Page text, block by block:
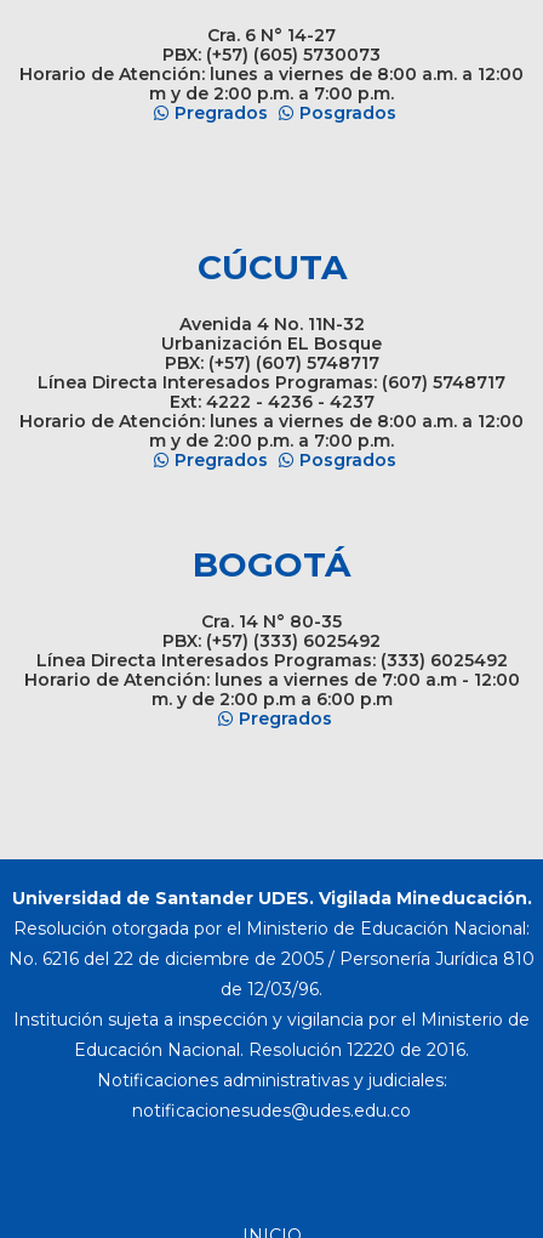
Cra. 6 N° 14-27
PBX: (+57) (605) 5730073
Horario de Atención: lunes a viernes de 8:00 a.m. a 12:00
m y de 2:00 p.m. a 7:00 p.m.
Pregrados
Posgrados
CÚCUTA
Avenida 4 No. 11N-32
Urbanización EL Bosque
PBX: (+57) (607) 5748717
Línea Directa Interesados Programas: (607) 5748717
Ext: 4222 - 4236 - 4237
Horario de Atención: lunes a viernes de 8:00 a.m. a 12:00
m y de 2:00 p.m. a 7:00 p.m.
Pregrados
Posgrados
BOGOTÁ
Cra. 14 N° 80-35
PBX: (+57) (333) 6025492
Línea Directa Interesados Programas: (333) 6025492
Horario de Atención: lunes a viernes de 7:00 a.m - 12:00
m. y de 2:00 p.m a 6:00 p.m
Pregrados
Universidad de Santander UDES. Vigilada Mineducación.
Resolución otorgada por el Ministerio de Educación Nacional:
No. 6216 del 22 de diciembre de 2005 / Personería Jurídica 810
de 12/03/96.
Institución sujeta a inspección y vigilancia por el Ministerio de
Educación Nacional. Resolución 12220 de 2016.
Notificaciones administrativas y judiciales: